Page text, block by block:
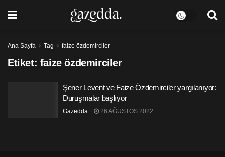
Ana Sayfa Tag faize özdemirciler
Etiket: faize özdemirciler
Şener Levent ve Faize Özdemirciler yargılanıyor:
Duruşmalar başlıyor
Gazedda 26 AĞUSTOS 2022